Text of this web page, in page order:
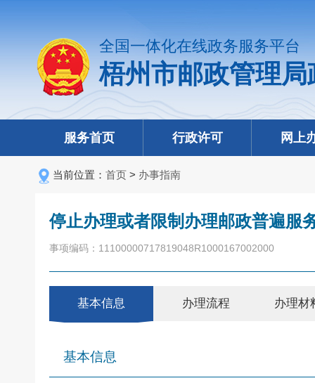
全国一体化在线政务服务平台
梧州市邮政管理
服务首页 行政许可 网上
当前位置： 首页 > 办事指南
停止办理或者限制办理邮政普遍服
事项编码：11100000717819048R1000167002000
基本信息 办理流程 办理材
基本信息